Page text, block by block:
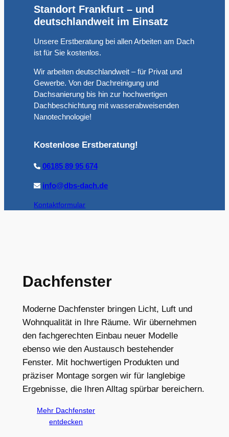
Standort Frankfurt – und
deutschlandweit im Einsatz
Unsere Erstberatung bei allen Arbeiten am Dach
ist für Sie kostenlos.
Wir arbeiten deutschlandweit – für Privat und
Gewerbe. Von der Dachreinigung und
Dachsanierung bis hin zur hochwertigen
Dachbeschichtung mit wasserabweisenden
Nanotechnologie!
Kostenlose Erstberatung!
06185 89 95 674
info@dbs-dach.de
Kontaktformular
Dachfenster
Moderne Dachfenster bringen Licht, Luft und
Wohnqualität in Ihre Räume. Wir übernehmen
den fachgerechten Einbau neuer Modelle
ebenso wie den Austausch bestehender
Fenster. Mit hochwertigen Produkten und
präziser Montage sorgen wir für langlebige
Ergebnisse, die Ihren Alltag spürbar bereichern.
Mehr Dachfenster
entdecken